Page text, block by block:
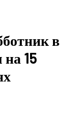
в
15